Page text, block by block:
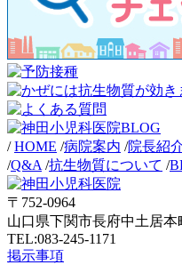
/HOME /病院案内 /院長紹
/Q&A /抗生物質について /
〒752-0964
山口県下関市長府中土居本
TEL:083-245-1171
掲示事項